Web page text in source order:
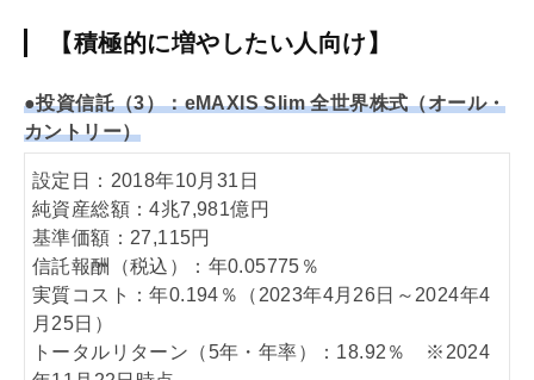
【積極的に増やしたい人向け】
●投資信託（3）：eMAXIS Slim 全世界株式（オール・
カントリー）
設定日：2018年10月31日
純資産総額：4兆7,981億円
基準価額：27,115円
信託報酬（税込）：年0.05775％
実質コスト：年0.194％（2023年4月26日～2024年4
月25日）
トータルリターン（5年・年率）：18.92％ ※2024